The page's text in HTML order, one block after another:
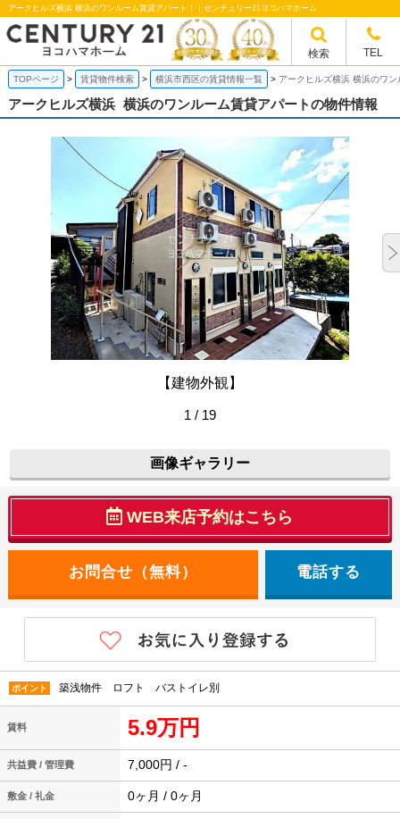
検索 TEL
アークヒルズ横浜 横浜のワンルーム賃貸アパート！｜センチュリー21ヨコハマホーム
TOPページ 賃貸物件検索 横浜市西区の賃貸情報一覧 アークヒルズ横浜 横浜のワ
アークヒルズ横浜 横浜のワンルーム賃貸アパートの物件情報
【建物外観】
1 / 19
画像ギャラリー
WEB来店予約はこちら
電話する
ポイント 築浅物件 ロフト バストイレ別
賃料 5.9万円
共益費 / 管理費 7,000円 / -
敷金 / 礼金 0ヶ月 / 0ヶ月